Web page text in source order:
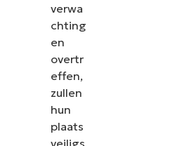
verwa
chting
en
overtr
effen,
zullen
hun
plaats
veiligs